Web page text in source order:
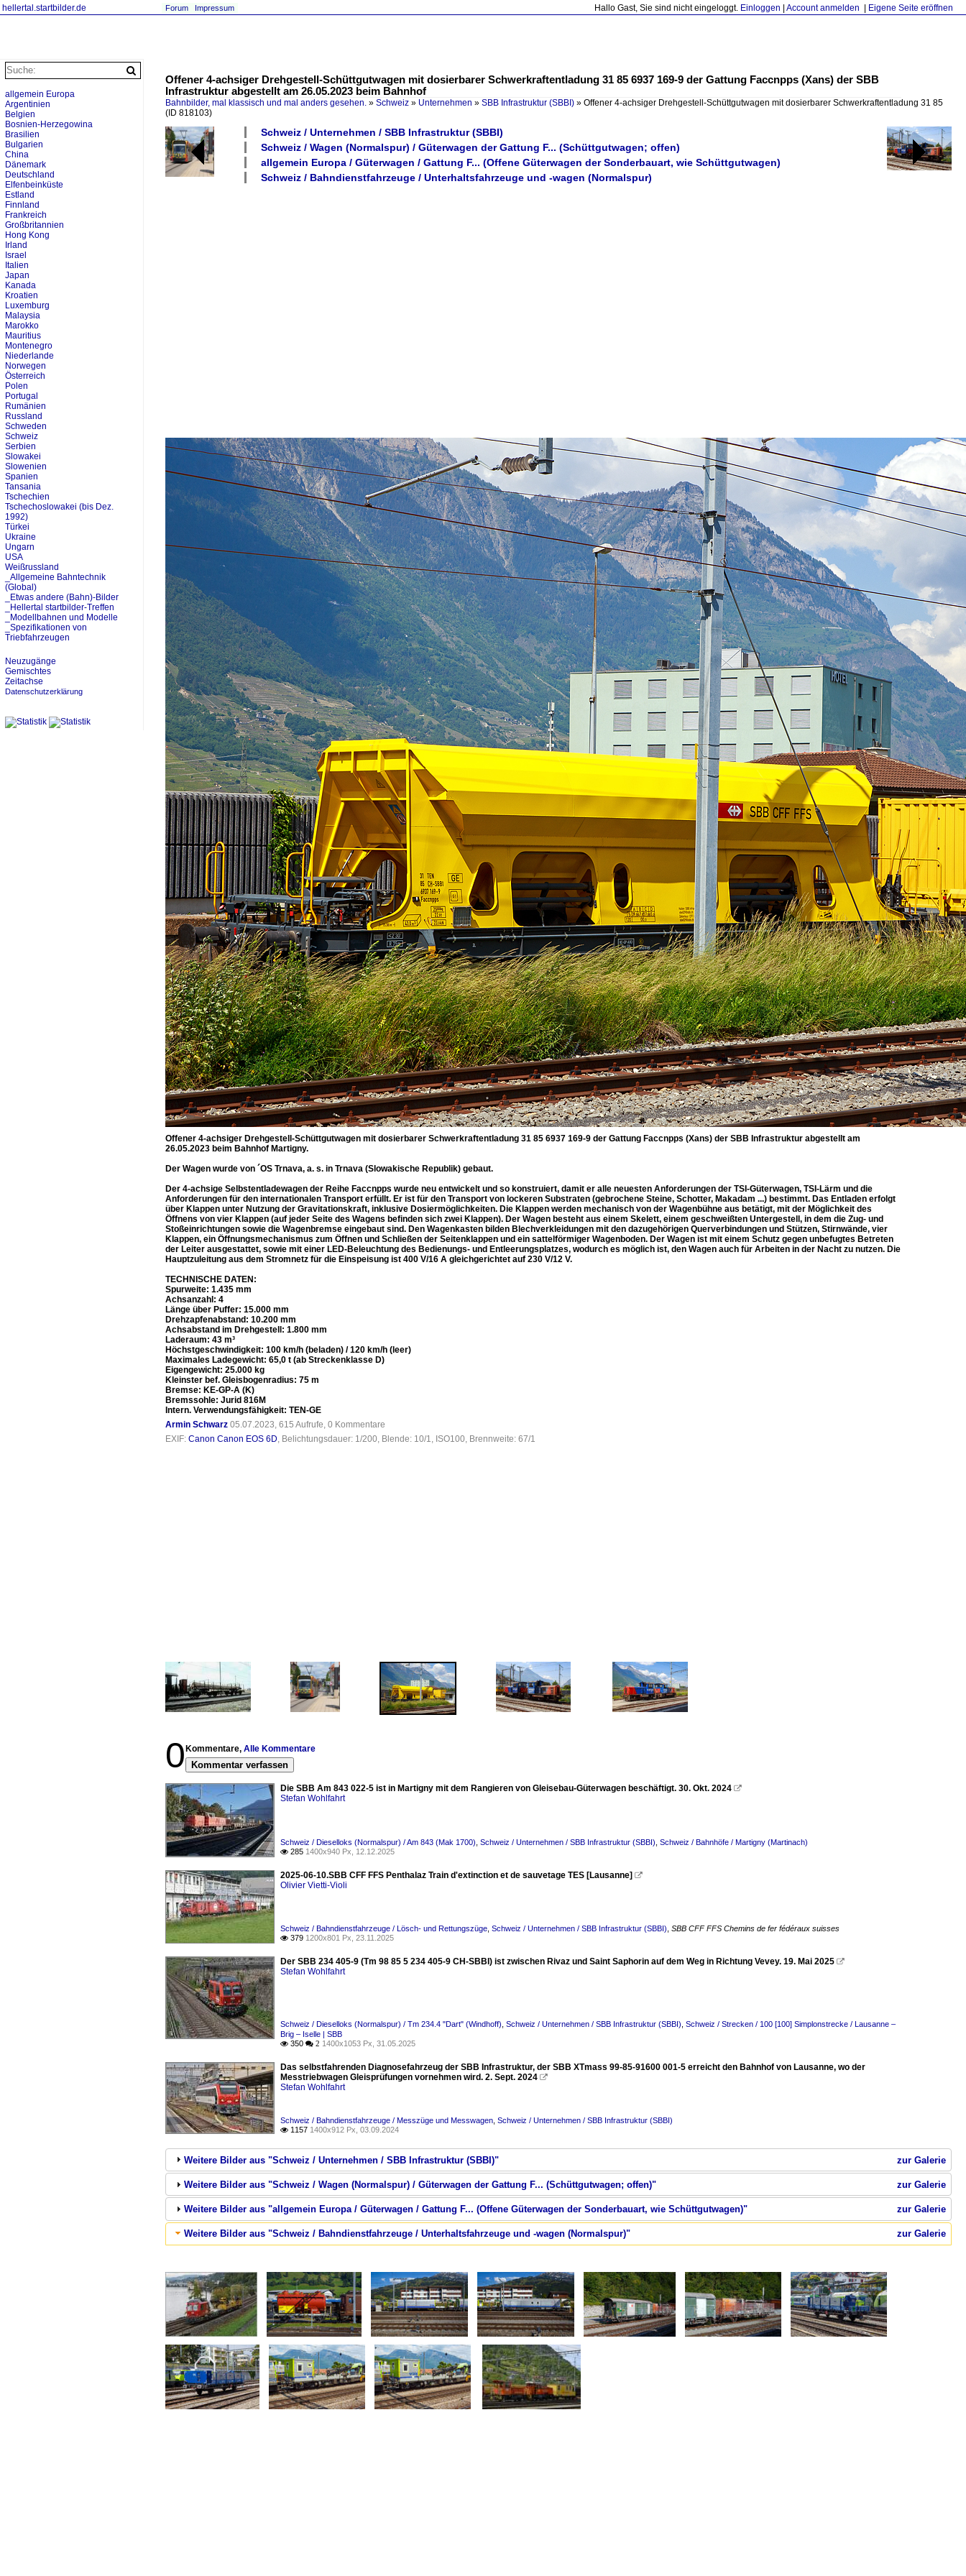
hellertal.startbilder.de Hallo Gast, Sie sind nicht eingeloggt. Einloggen Account anmelden Eigene Seite eröffnen
Forum Impressum
Offener 4-achsiger Drehgestell-Schüttgutwagen mit dosierbarer Schwerkraftentladung 31 85 6937 169-9 der Gattung Faccnpps (Xans) der SBB
Infrastruktur abgestellt am 26.05.2023 beim Bahnhof
Bahnbilder, mal klassisch und mal anders gesehen. » Schweiz » Unternehmen » SBB Infrastruktur (SBBI) » Offener 4-achsiger Drehgestell-Schüttgutwagen mit dosierbarer Schwerkraftentladung 31 85
(ID 818103)
Schweiz / Unternehmen / SBB Infrastruktur (SBBI)
Schweiz / Wagen (Normalspur) / Güterwagen der Gattung F... (Schüttgutwagen; offen)
allgemein Europa / Güterwagen / Gattung F... (Offene Güterwagen der Sonderbauart, wie Schüttgutwagen)
Schweiz / Bahndienstfahrzeuge / Unterhaltsfahrzeuge und -wagen (Normalspur)
Offener 4-achsiger Drehgestell-Schüttgutwagen mit dosierbarer Schwerkraftentladung 31 85 6937 169-9 der Gattung Faccnpps (Xans) der SBB Infrastruktur abgestellt am
26.05.2023 beim Bahnhof Martigny.
Der Wagen wurde von ´OS Trnava, a. s. in Trnava (Slowakische Republik) gebaut.
Der 4-achsige Selbstentladewagen der Reihe Faccnpps wurde neu entwickelt und so konstruiert, damit er alle neuesten Anforderungen der TSI-Güterwagen, TSI-Lärm und die
Anforderungen für den internationalen Transport erfüllt. Er ist für den Transport von lockeren Substraten (gebrochene Steine, Schotter, Makadam ...) bestimmt. Das Entladen erfolgt
über Klappen unter Nutzung der Gravitationskraft, inklusive Dosiermöglichkeiten. Die Klappen werden mechanisch von der Wagenbühne aus betätigt, mit der Möglichkeit des
Öffnens von vier Klappen (auf jeder Seite des Wagens befinden sich zwei Klappen). Der Wagen besteht aus einem Skelett, einem geschweißten Untergestell, in dem die Zug- und
Stoßeinrichtungen sowie die Wagenbremse eingebaut sind. Den Wagenkasten bilden Blechverkleidungen mit den dazugehörigen Querverbindungen und Stützen, Stirnwände, vier
Klappen, ein Öffnungsmechanismus zum Öffnen und Schließen der Seitenklappen und ein sattelförmiger Wagenboden. Der Wagen ist mit einem Schutz gegen unbefugtes Betreten
der Leiter ausgestattet, sowie mit einer LED-Beleuchtung des Bedienungs- und Entleerungsplatzes, wodurch es möglich ist, den Wagen auch für Arbeiten in der Nacht zu nutzen. Die
Hauptzuleitung aus dem Stromnetz für die Einspeisung ist 400 V/16 A gleichgerichtet auf 230 V/12 V.
TECHNISCHE DATEN:
Spurweite: 1.435 mm
Achsanzahl: 4
Länge über Puffer: 15.000 mm
Drehzapfenabstand: 10.200 mm
Achsabstand im Drehgestell: 1.800 mm
Laderaum: 43 m³
Höchstgeschwindigkeit: 100 km/h (beladen) / 120 km/h (leer)
Maximales Ladegewicht: 65,0 t (ab Streckenklasse D)
Eigengewicht: 25.000 kg
Kleinster bef. Gleisbogenradius: 75 m
Bremse: KE-GP-A (K)
Bremssohle: Jurid 816M
Intern. Verwendungsfähigkeit: TEN-GE
Armin Schwarz 05.07.2023, 615 Aufrufe, 0 Kommentare
EXIF: Canon Canon EOS 6D, Belichtungsdauer: 1/200, Blende: 10/1, ISO100, Brennweite: 67/1
0 Kommentare, Alle Kommentare
Kommentar verfassen
Die SBB Am 843 022-5 ist in Martigny mit dem Rangieren von Gleisebau-Güterwagen beschäftigt. 30. Okt. 2024 
Stefan Wohlfahrt
Schweiz / Dieselloks (Normalspur) / Am 843 (Mak 1700) Schweiz / Unternehmen / SBB Infrastruktur (SBBI) Schweiz / Bahnhöfe / Martigny (Martinach)
 285 1400x940 Px, 12.12.2025
2025-06-10.SBB CFF FFS Penthalaz Train d'extinction et de sauvetage TES [Lausanne] 
Olivier Vietti-Violi
Schweiz / Bahndienstfahrzeuge / Lösch- und Rettungszüge Schweiz / Unternehmen / SBB Infrastruktur (SBBI) SBB CFF FFS Chemins de fer fédéraux suisses
 379 1200x801 Px, 23.11.2025
Der SBB 234 405-9 (Tm 98 85 5 234 405-9 CH-SBBI) ist zwischen Rivaz und Saint Saphorin auf dem Weg in Richtung Vevey. 19. Mai 2025 
Stefan Wohlfahrt
Schweiz / Dieselloks (Normalspur) / Tm 234.4 "Dart" (Windhoff) Schweiz / Unternehmen / SBB Infrastruktur (SBBI) Schweiz / Strecken / 100 [100] Simplonstrecke / Lausanne –
Brig – Iselle | SBB
 350  2 1400x1053 Px, 31.05.2025
Das selbstfahrenden Diagnosefahrzeug der SBB Infrastruktur, der SBB XTmass 99-85-91600 001-5 erreicht den Bahnhof von Lausanne, wo der
Messtriebwagen Gleisprüfungen vornehmen wird. 2. Sept. 2024 
Stefan Wohlfahrt
Schweiz / Bahndienstfahrzeuge / Messzüge und Messwagen Schweiz / Unternehmen / SBB Infrastruktur (SBBI)
 1157 1400x912 Px, 03.09.2024
zur Galerie
Weitere Bilder aus "Schweiz / Unternehmen / SBB Infrastruktur (SBBI)"
zur Galerie
Weitere Bilder aus "Schweiz / Wagen (Normalspur) / Güterwagen der Gattung F... (Schüttgutwagen; offen)"
zur Galerie
Weitere Bilder aus "allgemein Europa / Güterwagen / Gattung F... (Offene Güterwagen der Sonderbauart, wie Schüttgutwagen)"
zur Galerie
Weitere Bilder aus "Schweiz / Bahndienstfahrzeuge / Unterhaltsfahrzeuge und -wagen (Normalspur)"
allgemein Europa
Argentinien
Belgien
Bosnien-Herzegowina
Brasilien
Bulgarien
China
Dänemark
Deutschland
Elfenbeinküste
Estland
Finnland
Frankreich
Großbritannien
Hong Kong
Irland
Israel
Italien
Japan
Kanada
Kroatien
Luxemburg
Malaysia
Marokko
Mauritius
Montenegro
Niederlande
Norwegen
Österreich
Polen
Portugal
Rumänien
Russland
Schweden
Schweiz
Serbien
Slowakei
Slowenien
Spanien
Tansania
Tschechien
Tschechoslowakei (bis Dez.
1992)
Türkei
Ukraine
Ungarn
USA
Weißrussland
_Allgemeine Bahntechnik
(Global)
_Etwas andere (Bahn)-Bilder
_Hellertal startbilder-Treffen
_Modellbahnen und Modelle
_Spezifikationen von
Triebfahrzeugen
Neuzugänge
Gemischtes
Zeitachse
Datenschutzerklärung